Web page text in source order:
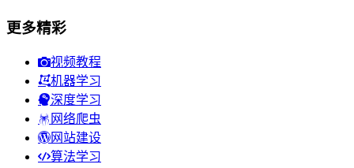
更多精彩
视频教程
机器学习
深度学习
网络爬虫
网站建设
算法学习